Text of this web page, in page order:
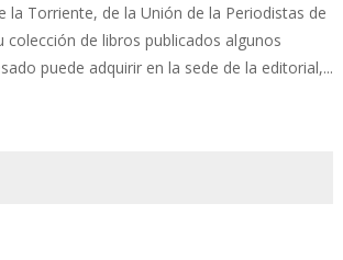
la Torriente, de la Unión de la Periodistas de
colección de libros publicados algunos
puede adquirir en la sede de la editorial,...